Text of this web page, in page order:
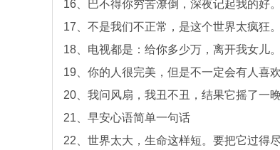
16、巴不得你穷苦潦倒，深夜记起我的好。
17、不是我们不正常，是这个世界太疯狂。
18、电视都是：给你多少万，离开我女儿
19、你的人很完美，但是不一定会有人喜欢
20、我问风扇，我丑不丑，结果它摇了一
21、早安心语简单一句话
22、世界太大，生命这样短。要把它过得